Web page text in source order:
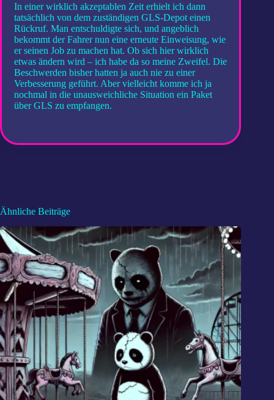
In einer wirklich akzeptablen Zeit erhielt ich dann
tatsächlich von dem zuständigen GLS-Depot einen
Rückruf. Man entschuldigte sich, und angeblich
bekommt der Fahrer nun eine erneute Einweisung, wie
er seinen Job zu machen hat. Ob sich hier wirklich
etwas ändern wird – ich habe da so meine Zweifel. Die
Beschwerden bisher hatten ja auch nie zu einer
Verbesserung geführt. Aber vielleicht komme ich ja
nochmal in die unausweichliche Situation ein Paket
über GLS zu empfangen.
Ähnliche Beiträge